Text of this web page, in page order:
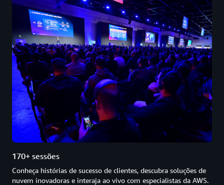
170+ sessões
Conheça histórias de sucesso de clientes, descubra soluções de
nuvem inovadoras e interaja ao vivo com especialistas da AWS.